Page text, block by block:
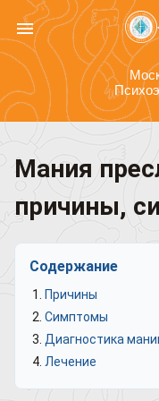
menu
Мания
причины,
Содержание
Причины
Симптомы
Диагностика
Лечение